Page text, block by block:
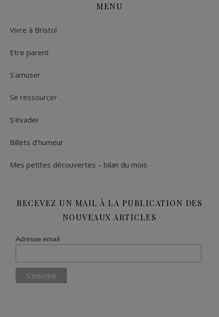
MENU
Vivre à Bristol
Etre parent
S’amuser
Se ressourcer
S’évader
Billets d’humeur
Mes petites découvertes – bilan du mois
RECEVEZ UN MAIL À LA PUBLICATION DES
NOUVEAUX ARTICLES
Adresse email